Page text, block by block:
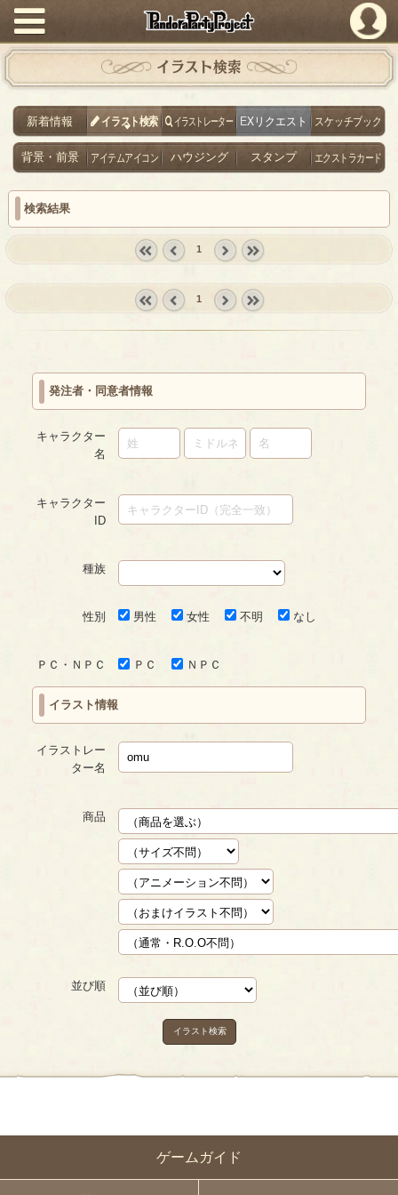
PandoraPartyProject
ゲームガイド
イラスト検索
新着情報 イラスト検索 イラストレーター EXリクエスト スケッチブック
背景・前景 アイテムアイコン ハウジング スタンプ エクストラカード
検索結果
prev
1
1
発注者・同意者情報
キャラクター
名
キャラクター
ID
種族
性別 男性 女性 不明 なし
ＰＣ・ＮＰＣ ＰＣ ＮＰＣ
イラスト情報
イラストレー
ター名
商品
並び順
イラスト検索